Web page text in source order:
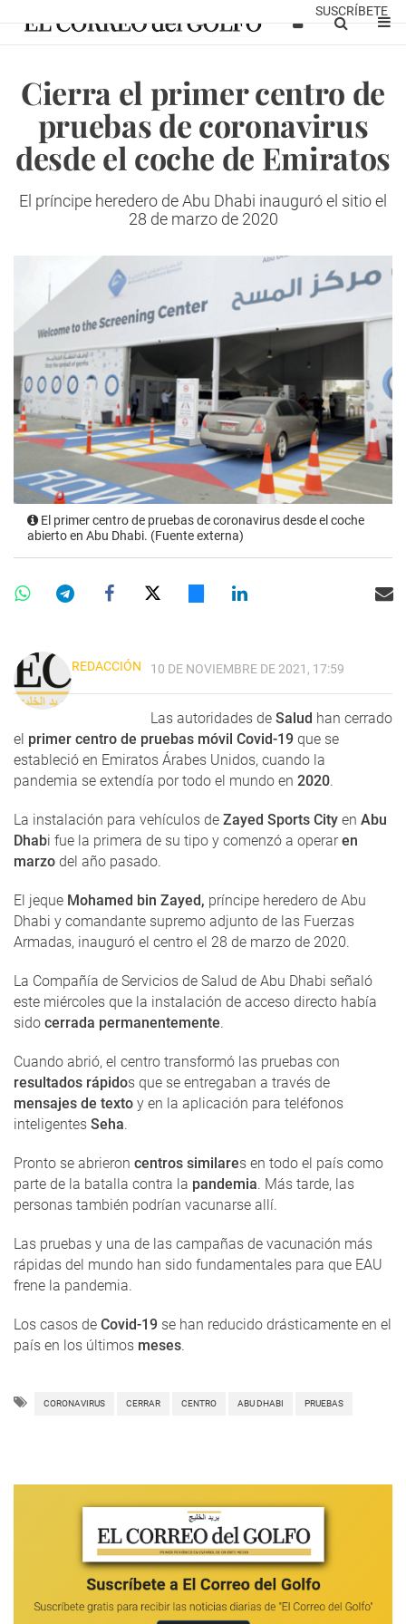
SUSCRÍBETE
Cierra el primer centro de
pruebas de coronavirus
desde el coche de Emiratos
El príncipe heredero de Abu Dhabi inauguró el sitio el
28 de marzo de 2020
El primer centro de pruebas de coronavirus desde el coche
abierto en Abu Dhabi. (Fuente externa)
REDACCIÓN 10 DE NOVIEMBRE DE 2021, 17:59
Las autoridades de Salud han cerrado
el primer centro de pruebas móvil Covid-19 que se
estableció en Emiratos Árabes Unidos, cuando la
pandemia se extendía por todo el mundo en 2020.
La instalación para vehículos de Zayed Sports City en Abu
Dhabi fue la primera de su tipo y comenzó a operaren
marzo del año pasado.
El jeque Mohamed bin Zayed, príncipe heredero de Abu
Dhabi y comandante supremo adjunto de las Fuerzas
Armadas, inauguró el centro el 28 de marzo de 2020.
La Compañía de Servicios de Salud de Abu Dhabi señaló
este miércoles que la instalación de acceso directo había
sido cerrada permanentemente.
Cuando abrió, el centro transformó las pruebas con
resultados rápidos que se entregaban a través de
mensajes de texto y en la aplicación para teléfonos
inteligentes Seha.
Pronto se abrieron centros similares en todo el país como
parte de la batalla contra la pandemia. Más tarde, las
personas también podrían vacunarse allí.
Las pruebas y una de las campañas de vacunación más
rápidas del mundo han sido fundamentales para que EAU
frene la pandemia.
Los casos de Covid-19 se han reducido drásticamente en el
país en los últimos meses.
CORONAVIRUS CERRAR CENTRO ABU DHABI PRUEBAS